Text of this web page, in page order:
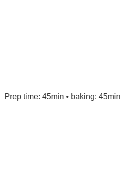
Prep time: 45min • baking: 45min |